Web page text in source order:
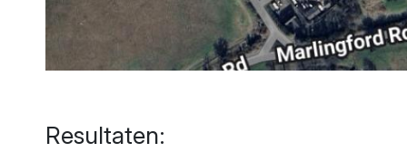
Resultaten: